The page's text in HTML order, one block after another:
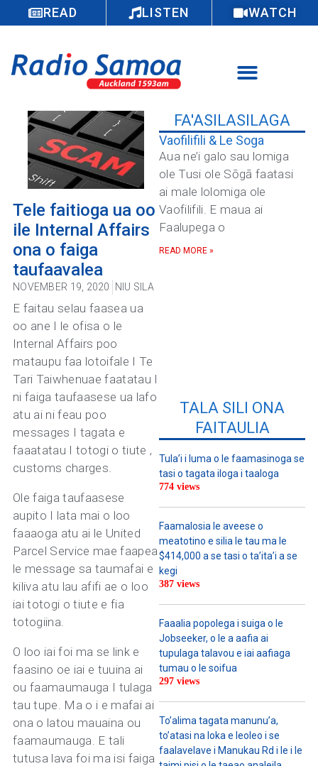
READ LISTEN WATCH
Tele faitioga ua oo
ile Internal Affairs
ona o faiga
taufaavalea
NOVEMBER 19, 2020 NIU SILA
E faitau selau faasea ua
oo ane I le ofisa o le
Internal Affairs poo
mataupu faa lotoifale I Te
Tari Taiwhenuae faatatau I
ni faiga taufaasese ua lafo
atu ai ni feau poo
messages I tagata e
faaatatau I totogi o tiute ,
customs charges.
Ole faiga taufaasese
aupito I lata mai o loo
faaaoga atu ai le United
Parcel Service mae faapea
le message sa taumafai e
kiliva atu lau afifi ae o loo
iai totogi o tiute e fia
totogiina.
O loo iai foi ma se link e
faasino oe iai e tuuina ai
ou faamaumauga I tulaga
tau tupe. Ma o i e mafai ai
ona o latou mauaina ou
faamaumauga. E tali
tutusa lava foi ma isi faiga
FA'ASILASILAGA
Vaofilifili & Le Soga
Aua ne’i galo sau lomiga
ole Tusi ole Sōgā faatasi
ai male lolomiga ole
Vaofilifili. E maua ai
Faalupega o
READ MORE »
TALA SILI ONA
FAITAULIA
Tula’i i luma o le faamasinoga se
tasi o tagata iloga i taaloga
774 views
Faamalosia le aveese o
meatotino e silia le tau ma le
$414,000 a se tasi o ta’ita’i a se
kegi
387 views
Faaalia popolega i suiga o le
Jobseeker, o le a aafia ai
tupulaga talavou e iai aafiaga
tumau o le soifua
297 views
To’alima tagata manunu’a,
to’atasi na loka e leoleo i se
faalavelave i Manukau Rd i le i le